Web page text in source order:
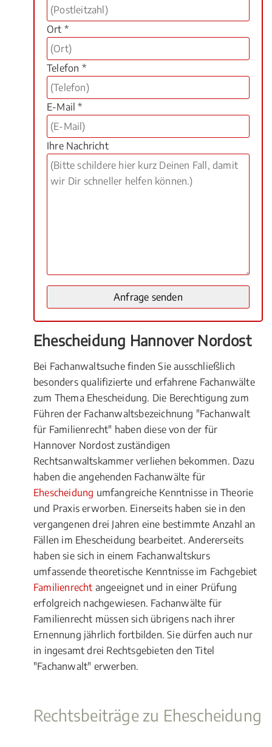
Ort *
Telefon *
E-Mail *
Ihre Nachricht
Ehescheidung Hannover Nordost
Bei Fachanwaltsuche finden Sie ausschließlich
besonders qualifizierte und erfahrene Fachanwälte
zum Thema Ehescheidung. Die Berechtigung zum
Führen der Fachanwaltsbezeichnung "Fachanwalt
für Familienrecht" haben diese von der für
Hannover Nordost zuständigen
Rechtsanwaltskammer verliehen bekommen. Dazu
haben die angehenden Fachanwälte für
Ehescheidung umfangreiche Kenntnisse in Theorie
und Praxis erworben. Einerseits haben sie in den
vergangenen drei Jahren eine bestimmte Anzahl an
Fällen im Ehescheidung bearbeitet. Andererseits
haben sie sich in einem Fachanwaltskurs
umfassende theoretische Kenntnisse im Fachgebiet
Familienrecht angeeignet und in einer Prüfung
erfolgreich nachgewiesen. Fachanwälte für
Familienrecht müssen sich übrigens nach ihrer
Ernennung jährlich fortbilden. Sie dürfen auch nur
in ingesamt drei Rechtsgebieten den Titel
"Fachanwalt" erwerben.
Rechtsbeiträge zu Ehescheidung